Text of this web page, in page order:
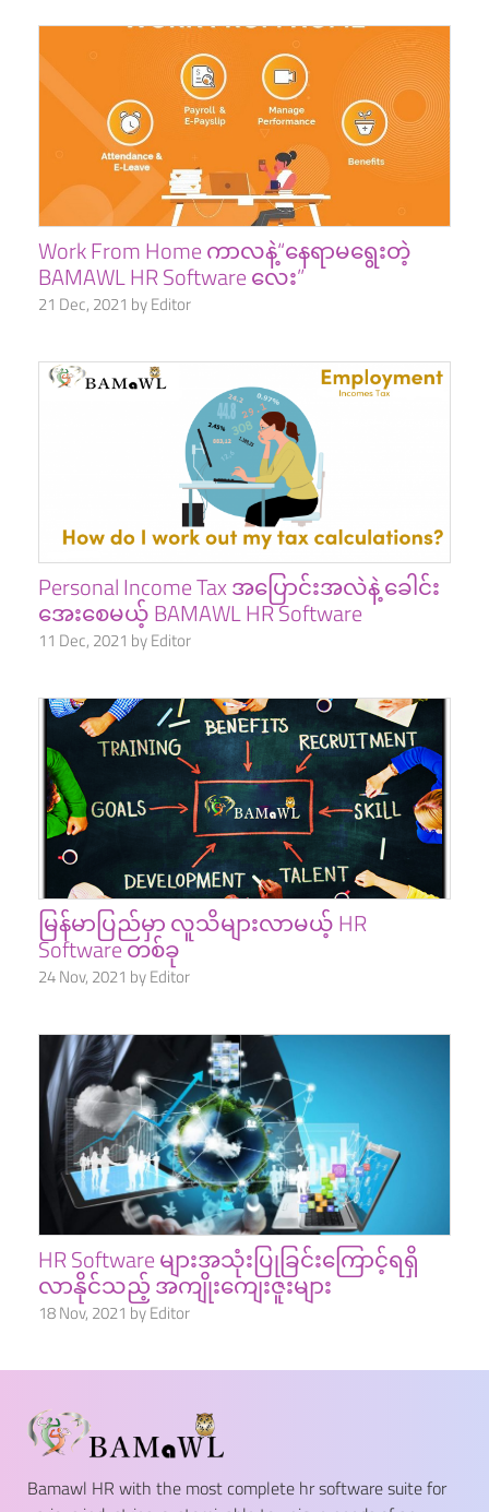
Work From Home ကာလနဲ့“နေရာမရွေးတဲ့
BAMAWL HR Software လေး”
21 Dec, 2021 by Editor
Personal Income Tax အပြောင်းအလဲနဲ့ ခေါင်း
အေးစေမယ့် BAMAWL HR Software
11 Dec, 2021 by Editor
မြန်မာပြည်မှာ လူသိများလာမယ့် HR
Software တစ်ခု
24 Nov, 2021 by Editor
HR Software များအသုံးပြုခြင်းကြောင့်ရရှိ
လာနိုင်သည့် အကျိုးကျေးဇူးများ
18 Nov, 2021 by Editor
Bamawl HR with the most complete hr software suite for